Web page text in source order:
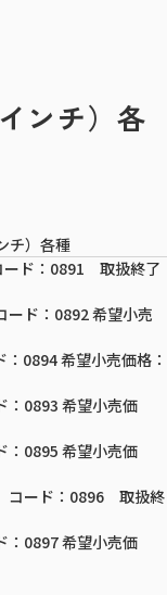
ンチ）各
チ）各種
ド：0891 取扱終了
ド：0892 希望小売
0894 希望小売価格：
0893 希望小売価
0895 希望小売価
ード：0896 取扱終
0897 希望小売価